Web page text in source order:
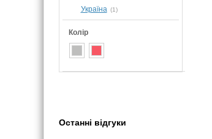
Україна (1)
Колір
Останні відгуки